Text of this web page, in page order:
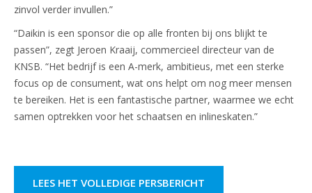
zinvol verder invullen.”
“Daikin is een sponsor die op alle fronten bij ons blijkt te
passen”, zegt Jeroen Kraaij, commercieel directeur van de
KNSB. “Het bedrijf is een A-merk, ambitieus, met een sterke
focus op de consument, wat ons helpt om nog meer mensen
te bereiken. Het is een fantastische partner, waarmee we echt
samen optrekken voor het schaatsen en inlineskaten.”
LEES HET VOLLEDIGE PERSBERICHT